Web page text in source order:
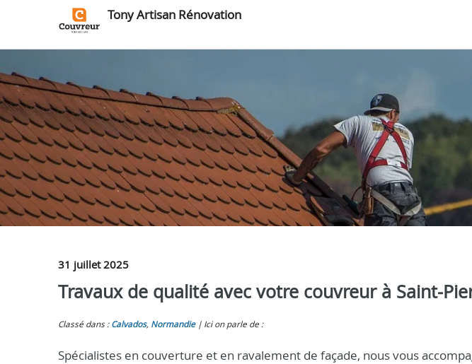
Tony Artisan Rénovation
31 juillet 2025
Travaux de qualité avec votre couvreur à
Classé dans : Calvados, Normandie Ici on parle de :
Spécialistes en couverture et en ravalement de façade, nous vous